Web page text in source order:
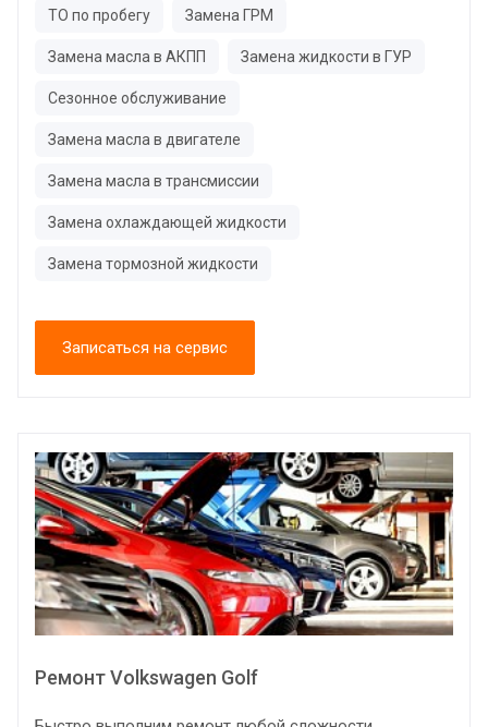
ТО по пробегу Замена ГРМ
Замена масла в АКПП Замена жидкости в ГУР
Сезонное обслуживание
Замена масла в двигателе
Замена масла в трансмиссии
Замена охлаждающей жидкости
Замена тормозной жидкости
Записаться на сервис
Ремонт Volkswagen Golf